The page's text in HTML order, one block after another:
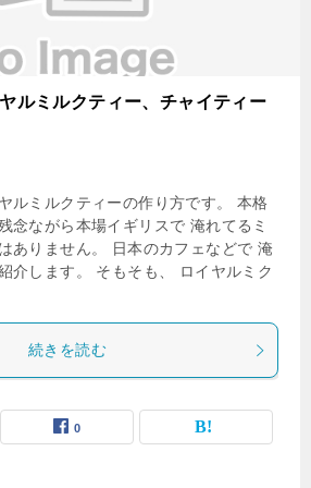
ルミルクティー、チャイティー
ルミルクティーの作り方です。 本格
念ながら本場イギリスで 淹れてるミ
ありません。 日本のカフェなどで 淹
介します。 そもそも、 ロイヤルミク
続きを読む
0